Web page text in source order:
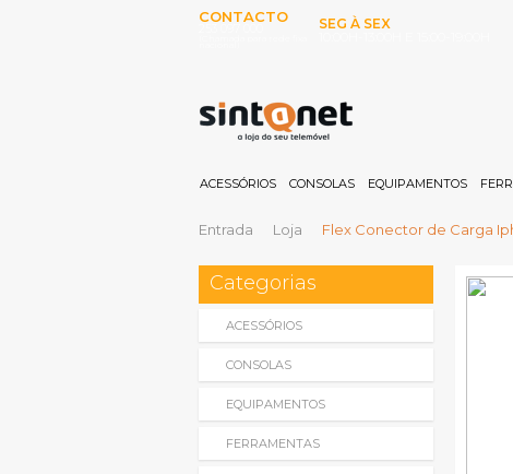
CONTACTO
SEG À SEX
ACESSÓRIOS CONSOLAS EQUIPAMENTOS
Entrada Loja Flex Conector de Carga
Categorias
ACESSÓRIOS
CONSOLAS
EQUIPAMENTOS
FERRAMENTAS